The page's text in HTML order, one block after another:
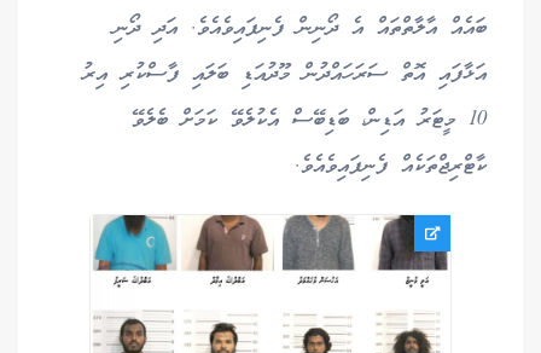
ބައެއް އާލާތްތައް އެ ދޯނިން ފެނިފައިވެއެވެ. އަދި ދޯނި
އަޅާފައި އޮތް ސަރަހައްދުން މޫދުއަޑި ބަލައި ފާސްކުރި އިރު
10 މީޓަރު އަޑިން، ބަޑިބޭސް އެކުލެވޭ ކަމަށް ބެލެވޭ
ކާޓްރިޖްތަކެއް ފެނިފައިވެއެވެ.